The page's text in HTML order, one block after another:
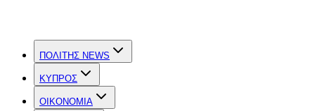
ΠΟΛΙΤΗΣ NEWS
ΚΥΠΡΟΣ
OIKONOMIA